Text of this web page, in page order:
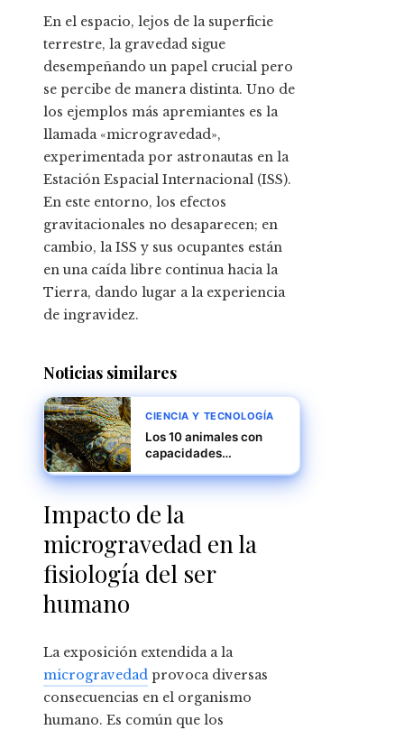
En el espacio, lejos de la superficie
terrestre, la gravedad sigue
desempeñando un papel crucial pero
se percibe de manera distinta. Uno de
los ejemplos más apremiantes es la
llamada «microgravedad»,
experimentada por astronautas en la
Estación Espacial Internacional (ISS).
En este entorno, los efectos
gravitacionales no desaparecen; en
cambio, la ISS y sus ocupantes están
en una caída libre continua hacia la
Tierra, dando lugar a la experiencia
de ingravidez.
Noticias similares
CIENCIA Y TECNOLOGÍA
Los 10 animales con
capacidades
superan la percepción
humana
Impacto de la
microgravedad en la
fisiología del ser
humano
La exposición extendida a la
microgravedad provoca diversas
consecuencias en el organismo
humano. Es común que los